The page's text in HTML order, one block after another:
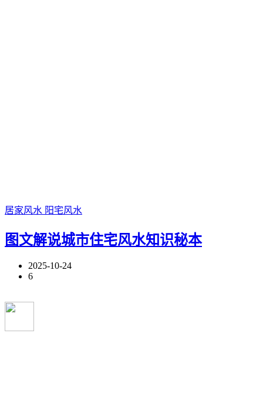
居家风水 阳宅风水
图文解说城市住宅风水知识秘本
2025-10-24
6